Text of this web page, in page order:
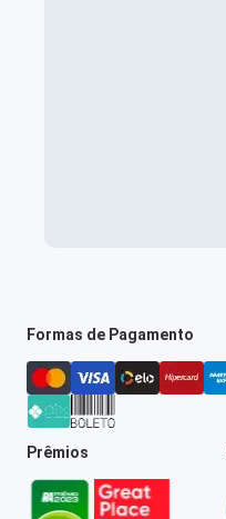
Formas de Pagamento
Prêmios